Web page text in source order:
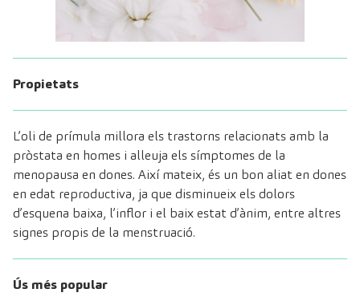
Propietats
L’oli de prímula millora els trastorns relacionats amb la
pròstata en homes i alleuja els símptomes de la
menopausa en dones. Així mateix, és un bon aliat en dones
en edat reproductiva, ja que disminueix els dolors
d’esquena baixa, l’inflor i el baix estat d’ànim, entre altres
signes propis de la menstruació.
Ús més popular